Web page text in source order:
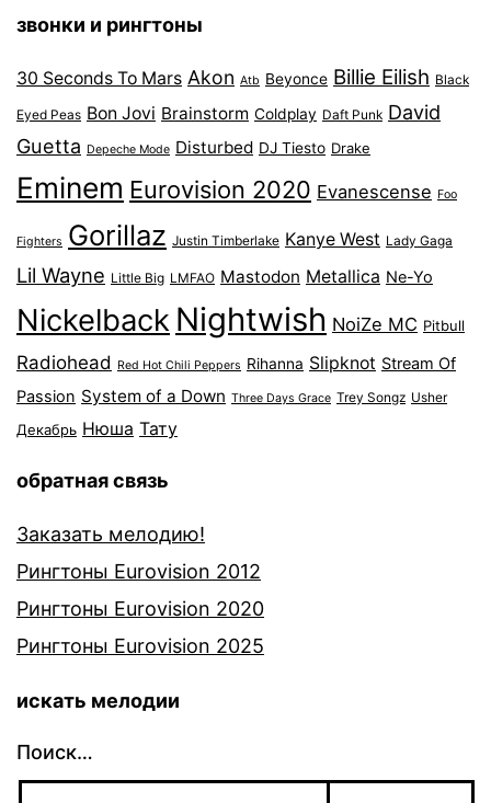
звонки и рингтоны
30 Seconds To Mars Akon Atb Beyonce Billie Eilish Black
Eyed Peas Bon Jovi Brainstorm Coldplay Daft Punk David
Guetta Depeche Mode Disturbed DJ Tiesto Drake
Eminem Eurovision 2020 Evanescense Foo
Fighters Gorillaz Justin Timberlake Kanye West Lady Gaga
Lil Wayne Little Big LMFAO Mastodon Metallica Ne-Yo
Nickelback Nightwish NoiZe MC Pitbull
Radiohead Red Hot Chili Peppers Rihanna Slipknot Stream Of
Passion System of a Down Three Days Grace Trey Songz Usher
Декабрь Нюша Тату
обратная связь
Заказать мелодию!
Рингтоны Eurovision 2012
Рингтоны Eurovision 2020
Рингтоны Eurovision 2025
искать мелодии
Поиск…